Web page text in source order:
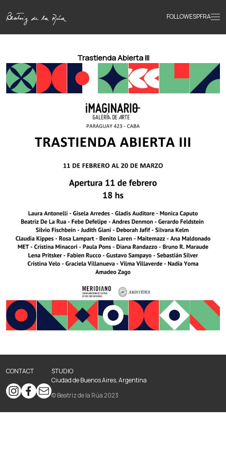
FOLLOWESPFRA
Home
Portfolio
Texts
Bio
Books
News
Trastienda Abierta lll
CONTACT
STUDIO
Ciudad de Buenos Aires, Argentina
© Beatriz de la Rúa 2023